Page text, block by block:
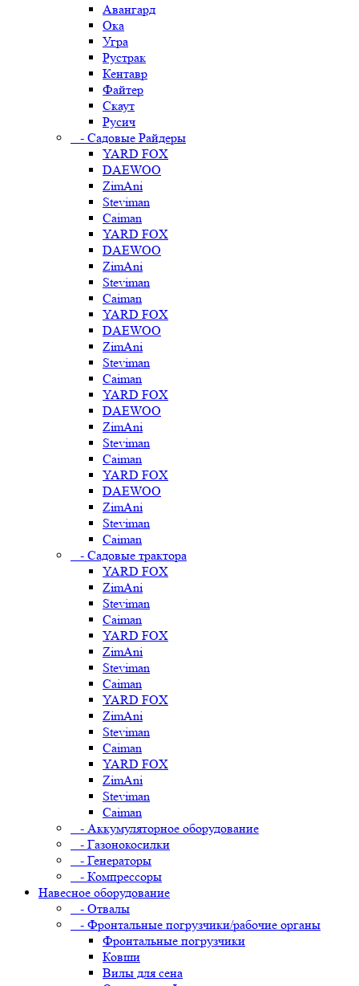
Авангард
Ока
Угра
Рустрак
Кентавр
Файтер
Скаут
Русич
- Садовые Райдеры
YARD FOX
DAEWOO
ZimAni
Steviman
Caiman
YARD FOX
DAEWOO
ZimAni
Steviman
Caiman
YARD FOX
DAEWOO
ZimAni
Steviman
Caiman
YARD FOX
DAEWOO
ZimAni
Steviman
Caiman
YARD FOX
DAEWOO
ZimAni
Steviman
Caiman
- Садовые трактора
YARD FOX
ZimAni
Steviman
Caiman
YARD FOX
ZimAni
Steviman
Caiman
YARD FOX
ZimAni
Steviman
Caiman
YARD FOX
ZimAni
Steviman
Caiman
- Аккумуляторное оборудование
- Газонокосилки
- Генераторы
- Компрессоры
Навесное оборудование
- Отвалы
- Фронтальные погрузчики/рабочие органы
Фронтальные погрузчики
Ковши
Вилы для сена